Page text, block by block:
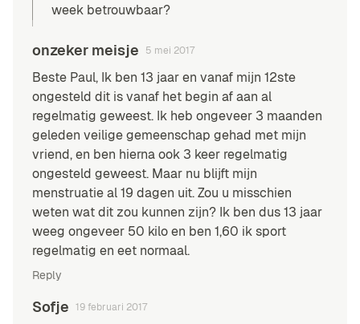
week betrouwbaar?
onzeker meisje 5 mei 2017
Beste Paul, Ik ben 13 jaar en vanaf mijn 12ste
ongesteld dit is vanaf het begin af aan al
regelmatig geweest. Ik heb ongeveer 3 maanden
geleden veilige gemeenschap gehad met mijn
vriend, en ben hierna ook 3 keer regelmatig
ongesteld geweest. Maar nu blijft mijn
menstruatie al 19 dagen uit. Zou u misschien
weten wat dit zou kunnen zijn? Ik ben dus 13 jaar
weeg ongeveer 50 kilo en ben 1,60 ik sport
regelmatig en eet normaal.
Reply
Sofje 19 februari 2017